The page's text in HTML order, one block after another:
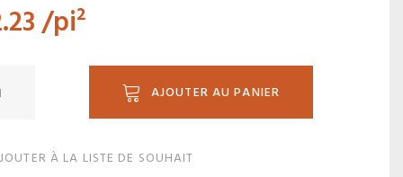
/pi²
AJOUTER AU PANIER
À LA LISTE DE SOUHAIT